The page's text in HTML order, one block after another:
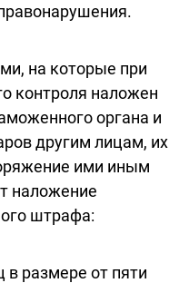
на которые при
контроля наложен
органа и
другим лицам, их
ими иным
наложение
штрафа:
размере от пяти